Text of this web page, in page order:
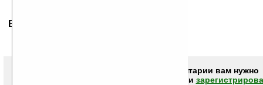
Ваше мнение будет первым.
Чтобы писать комментарии вам нужно
или